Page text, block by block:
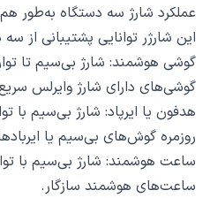
عملکرد شارژ سه دستگاه به‌طور
این شارژر توانایی پشتیبانی از سه
گوشی‌های دارای شارژ وایرلس
روزمره گوش‌های بی‌سیم یا
ساعت‌های هوشمند سازگار.